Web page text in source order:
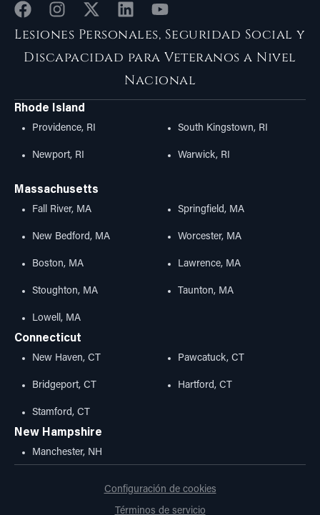
Lesiones Personales, Seguridad Social y
Discapacidad para Veteranos a Nivel
Nacional
Rhode Island
Providence, RI
Newport, RI
South Kingstown, RI
Warwick, RI
Massachusetts
Fall River, MA
New Bedford, MA
Boston, MA
Stoughton, MA
Lowell, MA
Springfield, MA
Worcester, MA
Lawrence, MA
Taunton, MA
Connecticut
New Haven, CT
Bridgeport, CT
Stamford, CT
Pawcatuck, CT
Hartford, CT
New Hampshire
Manchester, NH
Términos de servicio
Configuración de cookies